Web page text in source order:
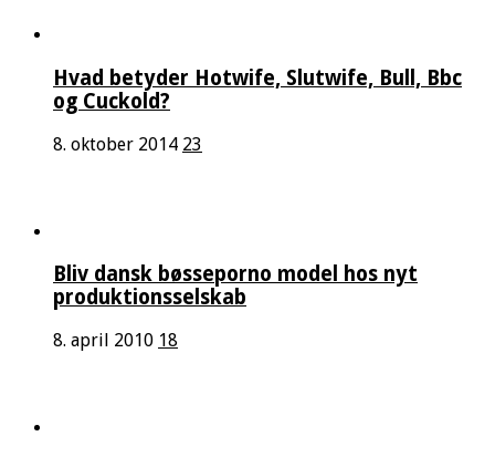
Hvad betyder Hotwife, Slutwife, Bull, Bbc
og Cuckold?
8. oktober 2014 23
Bliv dansk bøsseporno model hos nyt
produktionsselskab
8. april 2010 18